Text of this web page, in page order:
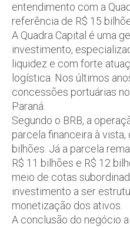
entendimento com a
referência de R$ 15
A Quadra Capital é uma
investimento,
liquidez e com forte
logística. Nos últimos
concessões portuárias
Paraná.
Segundo o BRB, a
parcela financeira à vista,
bilhões. Já a parcela
R$ 11 bilhões e R$ 12
meio de cotas
investimento a ser
monetização dos ativos.
A conclusão do negócio